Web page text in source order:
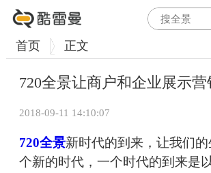
首页 正文
720全景让商户和企业展示
2018-09-11 14:10:07
720全景新时代的到来，让我们
个新的时代，一个时代的到来是